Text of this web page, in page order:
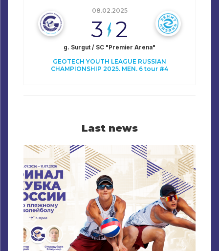
08.02.2025
3 2
g. Surgut / SC "Premier Arena"
GEOTECH YOUTH LEAGUE RUSSIAN
CHAMPIONSHIP 2025. MEN. 6 tour #4
Last news